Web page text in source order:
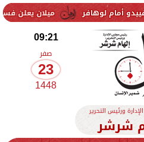
ميلان يعلن فسخ عقد إسماعيل
09:21
صفر
23
1448
ورئيس التحرير
شرشر